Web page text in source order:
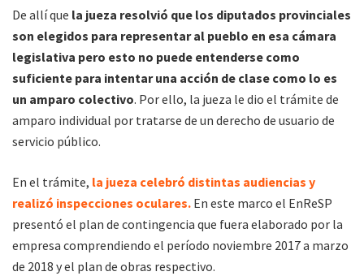
De allí que la jueza resolvió que los diputados provinciales
son elegidos para representar al pueblo en esa cámara
legislativa pero esto no puede entenderse como
suficiente para intentar una acción de clase como lo es
un amparo colectivo. Por ello, la jueza le dio el trámite de
amparo individual por tratarse de un derecho de usuario de
servicio público.
En el trámite, la jueza celebró distintas audiencias y
realizó inspecciones oculares. En este marco el EnReSP
presentó el plan de contingencia que fuera elaborado por la
empresa comprendiendo el período noviembre 2017 a marzo
de 2018 y el plan de obras respectivo.